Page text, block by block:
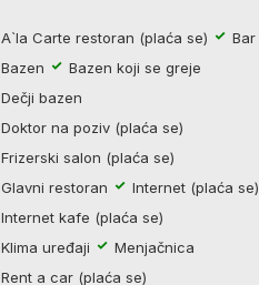
A`la Carte restoran (plaća se)
Bar
Bazen
Bazen koji se greje
Dečji bazen
Doktor na poziv (plaća se)
Frizerski salon (plaća se)
Glavni restoran
Internet (plaća se)
Internet kafe (plaća se)
Klima uređaji
Menjačnica
Rent a car (plaća se)